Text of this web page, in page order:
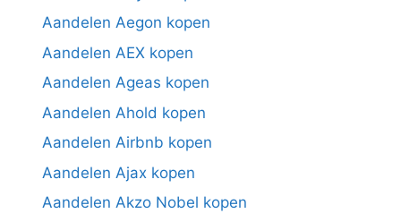
Aandelen Aegon kopen
Aandelen AEX kopen
Aandelen Ageas kopen
Aandelen Ahold kopen
Aandelen Airbnb kopen
Aandelen Ajax kopen
Aandelen Akzo Nobel kopen